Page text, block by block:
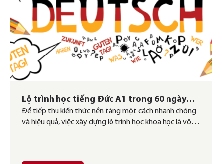
Lộ trình học tiếng Đức A1 trong 60 ngày
siêu chi tiết
Để tiếp thu kiến thức nền tảng một cách nhanh chóng
và hiệu quả, việc xây dựng lộ trình học khoa học là vô